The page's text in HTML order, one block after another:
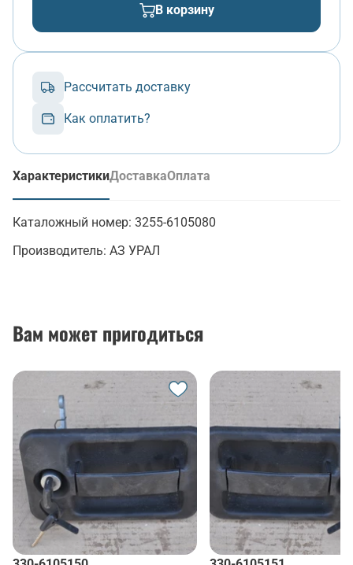
В корзину
Рассчитать доставку
Как оплатить?
Характеристики
(активная вкладка)
ДоставкаОплата
Каталожный номер: 3255-6105080
Производитель: АЗ УРАЛ
Вам может пригодиться